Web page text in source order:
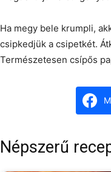
Ha megy bele krumpli,
csipkedjük a csipetkét.
Természetesen csípős
Népszerű